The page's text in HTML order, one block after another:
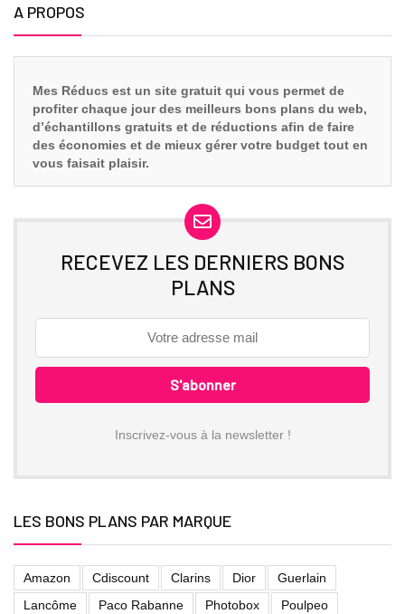
A PROPOS
Mes Réducs est un site gratuit qui vous permet de
profiter chaque jour des meilleurs bons plans du web,
d’échantillons gratuits et de réductions afin de faire
des économies et de mieux gérer votre budget tout en
vous faisait plaisir.
RECEVEZ LES DERNIERS BONS
PLANS
Inscrivez-vous à la newsletter !
LES BONS PLANS PAR MARQUE
Amazon Cdiscount Clarins Dior
Guerlain
Lancôme
Paco Rabanne Photobox
Poulpeo